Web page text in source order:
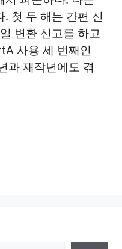
첫 두 해는 간편 신
변환 신고를 하고
사용 세 번째인
과 재작년에도 겪